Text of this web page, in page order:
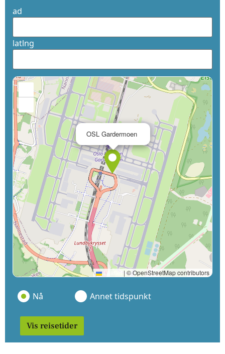
ad
latlng
OSL Gardermoen
Leaflet | © OpenStreetMap contributors
Nå Annet tidspunkt
Vis reisetider